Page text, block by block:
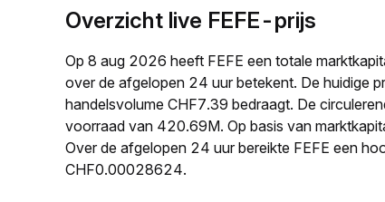
Overzicht live FEFE-prijs
Op 8 aug 2026 heeft FEFE een totale
over de afgelopen 24 uur betekent. De huidige
handelsvolume CHF7.39 bedraagt. De
voorraad van 420.69M. Op basis van
Over de afgelopen 24 uur bereikte FEFE een
CHF0.00028624.